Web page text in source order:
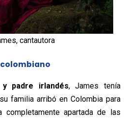
cantautora
colombiano
padre irlandés, James tenía
familia arribó en Colombia para
completamente apartada de las